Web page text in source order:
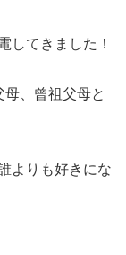
してきました！
、曾祖父母と
よりも好きにな